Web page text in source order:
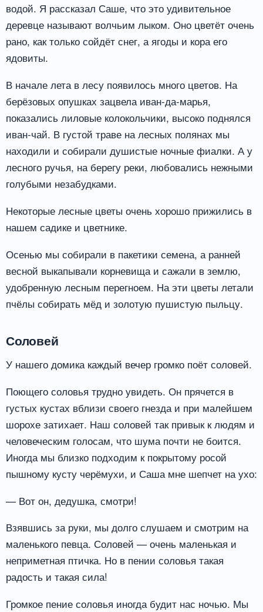
водой. Я рассказал Саше, что это удивительное
деревце называют волчьим лыком. Оно цветёт очень
рано, как только сойдёт снег, а ягоды и кора его
ядовиты.
В начале лета в лесу появилось много цветов. На
берёзовых опушках зацвела иван-да-марья,
показались лиловые колокольчики, высоко поднялся
иван-чай. В густой траве на лесных полянах мы
находили и собирали душистые ночные фиалки. А у
лесного ручья, на берегу реки, любовались нежными
голубыми незабудками.
Некоторые лесные цветы очень хорошо прижились в
нашем садике и цветнике.
Осенью мы собирали в пакетики семена, а ранней
весной выкапывали корневища и сажали в землю,
удобренную лесным перегноем. На эти цветы летали
пчёлы собирать мёд и золотую пушистую пыльцу.
Соловей
У нашего домика каждый вечер громко поёт соловей.
Поющего соловья трудно увидеть. Он прячется в
густых кустах вблизи своего гнезда и при малейшем
шорохе затихает. Наш соловей так привык к людям и
человеческим голосам, что шума почти не боится.
Иногда мы близко подходим к покрытому росой
пышному кусту черёмухи, и Саша мне шепчет на ухо:
— Вот он, дедушка, смотри!
Взявшись за руки, мы долго слушаем и смотрим на
маленького певца. Соловей — очень маленькая и
неприметная птичка. Но в пении соловья такая
радость и такая сила!
Громкое пение соловья иногда будит нас ночью. Мы